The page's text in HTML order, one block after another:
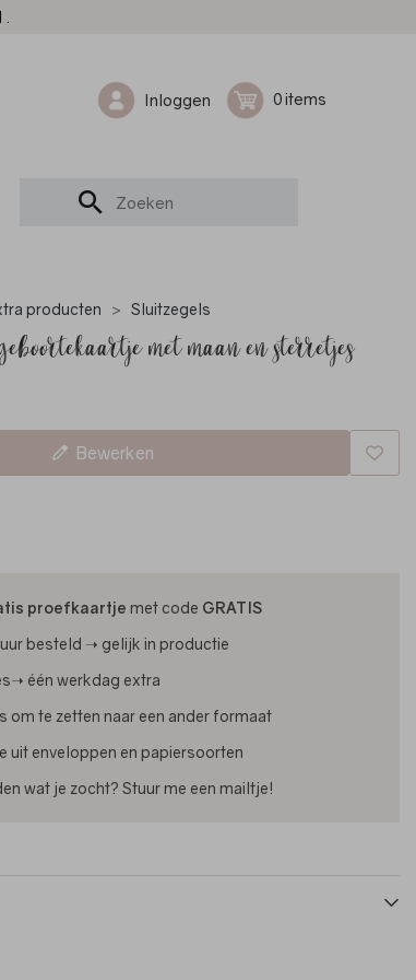
Inloggen 0
producten Sluitzegels
met maan en sterretjes
Bewerken
proefkaartje met code GRATIS
uur besteld ➝ gelijk in productie
één werkdag extra
om te zetten naar een ander formaat
uit enveloppen en papiersoorten
wat je zocht? Stuur me een mailtje!